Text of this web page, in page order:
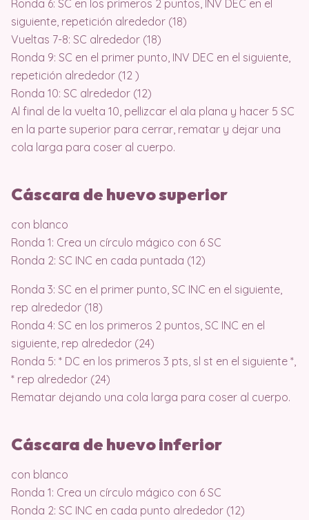
Ronda 6: SC en los primeros 2 puntos, INV DEC en el
siguiente, repetición alrededor (18)
Vueltas 7-8: SC alrededor (18)
Ronda 9: SC en el primer punto, INV DEC en el siguiente,
repetición alrededor (12 )
Ronda 10: SC alrededor (12)
Al final de la vuelta 10, pellizcar el ala plana y hacer 5 SC
en la parte superior para cerrar, rematar y dejar una
cola larga para coser al cuerpo.
Cáscara de huevo superior
con blanco
Ronda 1: Crea un círculo mágico con 6 SC
Ronda 2: SC INC en cada puntada (12)
Ronda 3: SC en el primer punto, SC INC en el siguiente,
rep alrededor (18)
Ronda 4: SC en los primeros 2 puntos, SC INC en el
siguiente, rep alrededor (24)
Ronda 5: * DC en los primeros 3 pts, sl st en el siguiente *,
* rep alrededor (24)
Rematar dejando una cola larga para coser al cuerpo.
Cáscara de huevo inferior
con blanco
Ronda 1: Crea un círculo mágico con 6 SC
Ronda 2: SC INC en cada punto alrededor (12)